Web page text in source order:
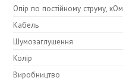
Низ: 9,5
Опір по постійному струму, кОм
Кабель
Шумозаглушення
Колір
Виробництво